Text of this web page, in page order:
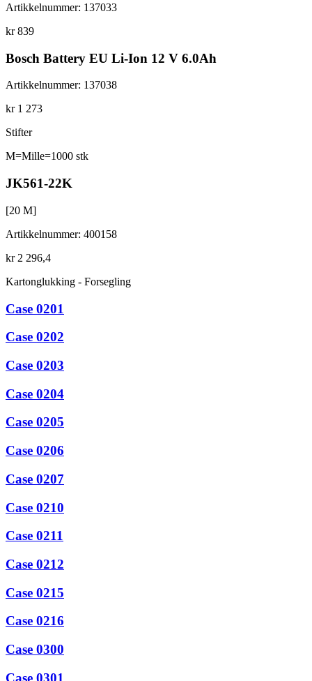
Artikkelnummer: 137033
kr 839
Bosch Battery EU Li-Ion 12 V 6.0Ah
Artikkelnummer: 137038
kr 1 273
Stifter
M=Mille=1000 stk
JK561-22K
[20 M]
Artikkelnummer: 400158
kr 2 296,4
Kartonglukking - Forsegling
Case 0201
Case 0202
Case 0203
Case 0204
Case 0205
Case 0206
Case 0207
Case 0210
Case 0211
Case 0212
Case 0215
Case 0216
Case 0300
Case 0301